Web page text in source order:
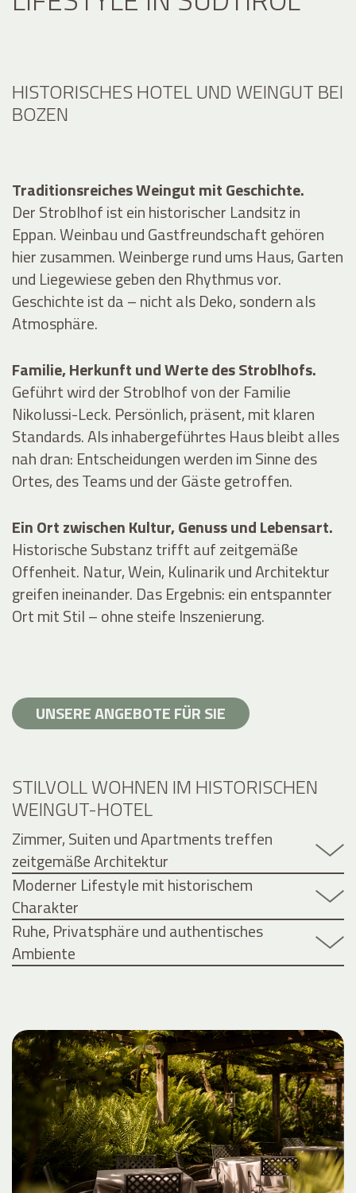
HISTORISCHES HOTEL UND WEINGUT BEI
BOZEN
Traditionsreiches Weingut mit Geschichte.
Der Stroblhof ist ein historischer Landsitz in
Eppan. Weinbau und Gastfreundschaft gehören
hier zusammen. Weinberge rund ums Haus, Garten
und Liegewiese geben den Rhythmus vor.
Geschichte ist da – nicht als Deko, sondern als
Atmosphäre.
Familie, Herkunft und Werte des Stroblhofs.
Geführt wird der Stroblhof von der Familie
Nikolussi-Leck. Persönlich, präsent, mit klaren
Standards. Als inhabergeführtes Haus bleibt alles
nah dran: Entscheidungen werden im Sinne des
Ortes, des Teams und der Gäste getroffen.
Ein Ort zwischen Kultur, Genuss und Lebensart.
Historische Substanz trifft auf zeitgemäße
Offenheit. Natur, Wein, Kulinarik und Architektur
greifen ineinander. Das Ergebnis: ein entspannter
Ort mit Stil – ohne steife Inszenierung.
UNSERE ANGEBOTE FÜR SIE
STILVOLL WOHNEN IM HISTORISCHEN
WEINGUT-HOTEL
Zimmer, Suiten und Apartments treffen
zeitgemäße Architektur
Moderner Lifestyle mit historischem
Charakter
Ruhe, Privatsphäre und authentisches
Ambiente